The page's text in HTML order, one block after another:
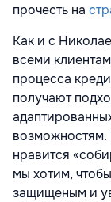
прочесть на
Как и с
всеми
процесса
получают
возможностям.
нравится
мы хотим,
защищеным и